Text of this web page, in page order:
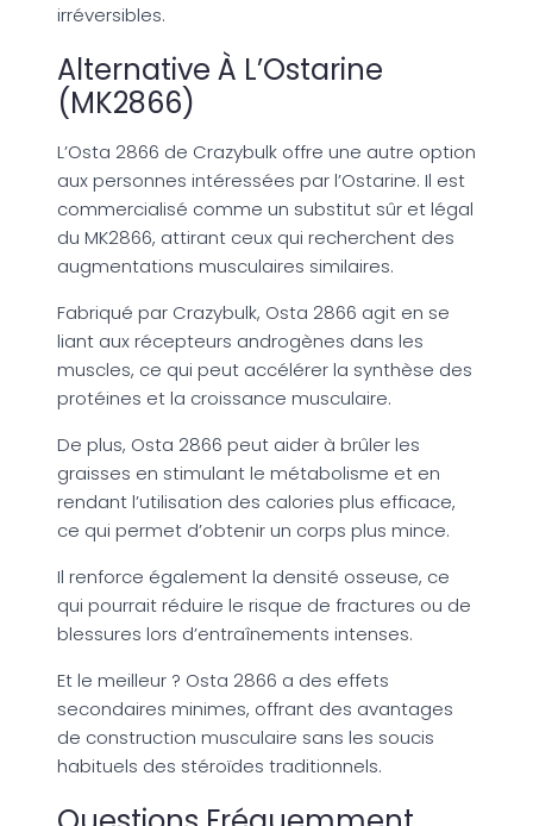
irréversibles.
Alternative À L’Ostarine
(MK2866)
L’Osta 2866 de Crazybulk offre une autre option
aux personnes intéressées par l’Ostarine. Il est
commercialisé comme un substitut sûr et légal
du MK2866, attirant ceux qui recherchent des
augmentations musculaires similaires.
Fabriqué par Crazybulk, Osta 2866 agit en se
liant aux récepteurs androgènes dans les
muscles, ce qui peut accélérer la synthèse des
protéines et la croissance musculaire.
De plus, Osta 2866 peut aider à brûler les
graisses en stimulant le métabolisme et en
rendant l’utilisation des calories plus efficace,
ce qui permet d’obtenir un corps plus mince.
Il renforce également la densité osseuse, ce
qui pourrait réduire le risque de fractures ou de
blessures lors d’entraînements intenses.
Et le meilleur ? Osta 2866 a des effets
secondaires minimes, offrant des avantages
de construction musculaire sans les soucis
habituels des stéroïdes traditionnels.